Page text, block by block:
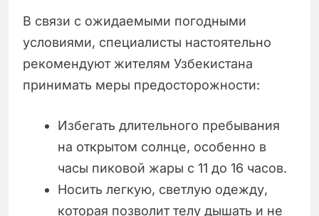
В связи с ожидаемыми погодными
условиями, специалисты настоятельно
рекомендуют жителям Узбекистана
принимать меры предосторожности:
Избегать длительного пребывания
на открытом солнце, особенно в
часы пиковой жары с 11 до 16 часов.
Носить легкую, светлую одежду,
которая позволит телу дышать и не